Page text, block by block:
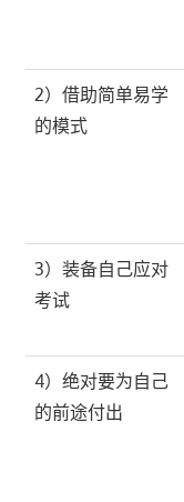
2）借助简单易学
的模式
3）装备自己应对
考试
4）绝对要为自己
的前途付出